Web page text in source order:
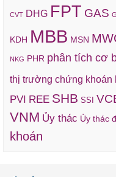
CVT DHG FPT GAS
KDH MBB MSN
NKG PHR phân tích cơ
thị trường chứng khoán
PVI REE SHB SSI
VNM Ủy thác Ủy thác
khoán